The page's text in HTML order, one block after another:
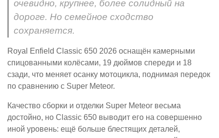
очевидно, крупнее, более солидный на
дороге. Но семейное сходство
сохраняется.
Royal Enfield Classic 650 2026 оснащён камерными
спицованными колёсами, 19 дюймов спереди и 18
сзади, что меняет осанку мотоцикла, поднимая передок
по сравнению с Super Meteor.
Качество сборки и отделки Super Meteor весьма
достойно, но Classic 650 выводит его на совершенно
иной уровень: ещё больше блестящих деталей,